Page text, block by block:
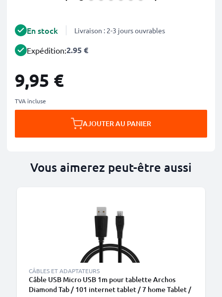
En stock Livraison : 2-3 jours ouvrables
Expédition:2.95 €
9,95 €
TVA incluse
AJOUTER AU PANIER
Vous aimerez peut-être aussi
CÂBLES ET ADAPTATEURS
Câble USB Micro USB 1m pour tablette Archos
Diamond Tab / 101 internet tablet / 7 home Tablet /